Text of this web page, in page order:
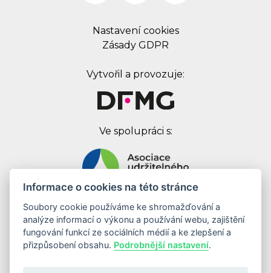
Nastavení cookies
Zásady GDPR
Vytvořil a provozuje:
Ve spolupráci s:
Digital First Marketing Group s.r.o.
Jankovcova 1037/49
170 00 Praha 7
IČ: 08262683
Informace o cookies na této stránce
Soubory cookie používáme ke shromažďování a
analýze informací o výkonu a používání webu, zajištění
fungování funkcí ze sociálních médií a ke zlepšení a
přizpůsobení obsahu. Podrobnější nastavení.